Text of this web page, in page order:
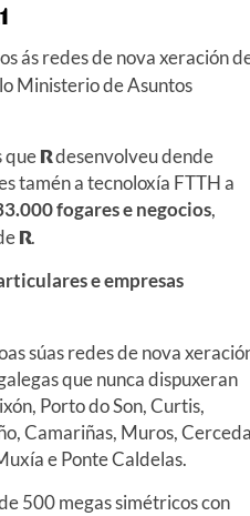
ás redes de nova xeración
Ministerio de Asuntos
queRdesenvolveu dende
tamén a tecnoloxía FTTH a
fogares e negocios,
R.
e empresas
súas redes de nova
que nunca dispuxeran
Porto do Son, Curtis,
Camariñas, Muros,
e Ponte Caldelas.
500 megas simétricos con